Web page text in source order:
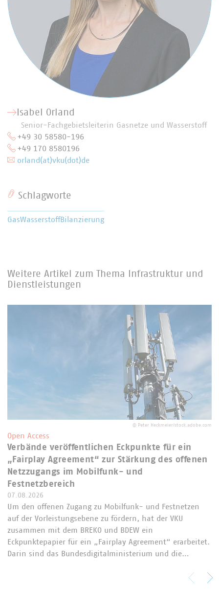
Isabel Orland
Senior-Fachgebietsleiterin Gasnetze und Wasserstoff
+49 30 58580-196
+49 170 8580196
orland(at)vku(dot)de
Schlagworte
GasWasserstoffBilanzierung
Weitere Artikel zum Thema Infrastruktur und
Dienstleistungen
© Peter Heckmeier/stock.adobe.com
Open Access
Verbände veröffentlichen Eckpunkte für ein
„Fairplay Agreement“ zur Stärkung des offenen
Netzzugangs im Mobilfunk- und
Festnetzbereich
07.08.2026
Um den offenen Zugang zu Mobilfunk- und Festnetzen
auf der Vorleistungsebene zu fördern, hat der VKU
zusammen mit dem BREKO und BDEW ein
Eckpunktepapier für ein „Fairplay Agreement“ erarbeitet.
Darin sind das Bundesdigitalministerium und die…